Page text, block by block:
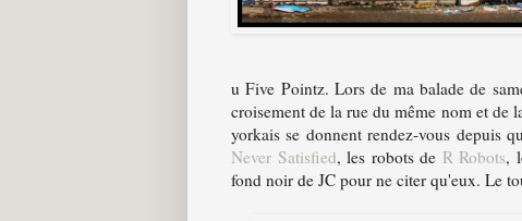
u Five Pointz. Lors de ma balade de
croisement de la rue du même nom et de
yorkais se donnent rendez-vous depuis
Never Satisfied, les robots de R Robots,
fond noir de JC pour ne citer qu'eux. Le